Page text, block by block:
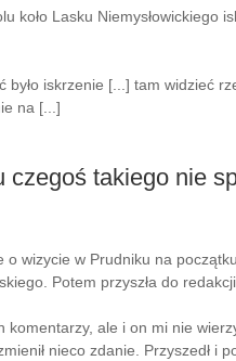
Lasku Niemysłowickiego
iskrzenie [...] tam widzieć
na [...]
takiego nie
wizycie w Prudniku na
Potem przyszła do
ale i on mi nie
nieco zdanie. Przyszedł i